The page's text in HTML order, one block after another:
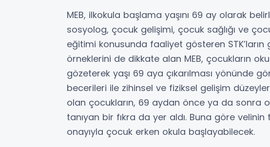
MEB, ilkokula başlama yaşını 69 ay olarak
sosyolog, çocuk gelişimi, çocuk sağlığı ve
eğitimi konusunda faaliyet gösteren
örneklerini de dikkate alan MEB, çocukların
gözeterek yaşı 69 aya çıkarılması yönünde
becerileri ile zihinsel ve fiziksel gelişim
olan çocukların, 69 aydan önce ya da sonra
tanıyan bir fıkra da yer aldı. Buna göre
onayıyla çocuk erken okula başlayabilecek.